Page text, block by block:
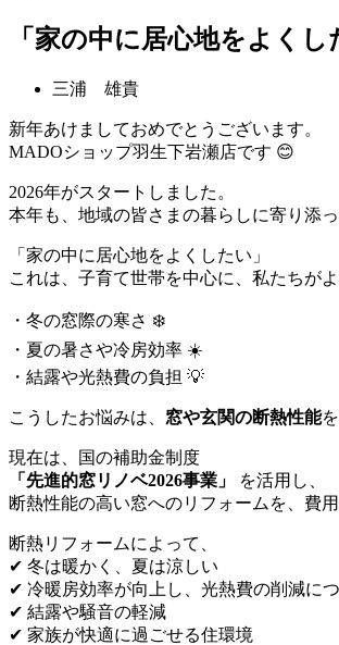
「家の中に居心地をよく
三浦 雄貴
新年あけましておめでとうございます。
MADOショップ羽生下岩瀬店です 😊
2026年がスタートしました。
本年も、地域の皆さまの暮らしに寄り添
「家の中に居心地をよくしたい」
これは、子育て世帯を中心に、私たちが
・冬の窓際の寒さ ❄️
・夏の暑さや冷房効率 ☀️
・結露や光熱費の負担 💡
こうしたお悩みは、 窓や玄関の断熱性能
現在は、国の補助金制度
「先進的窓リノベ2026事業」
を活用し、
断熱性能の高い窓へのリフォームを、費
断熱リフォームによって、
✔ 冬は暖かく、夏は涼しい
✔ 冷暖房効率が向上し、光熱費の削減に
✔ 結露や騒音の軽減
✔ 家族が快適に過ごせる住環境